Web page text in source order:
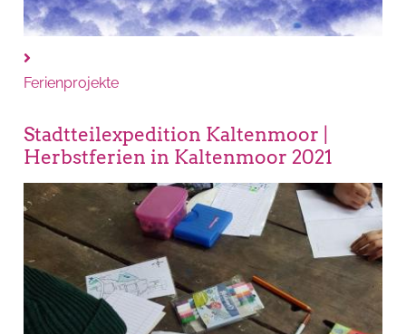
Ferienprojekte
Stadtteilexpedition Kaltenmoor |
Herbstferien in Kaltenmoor 2021